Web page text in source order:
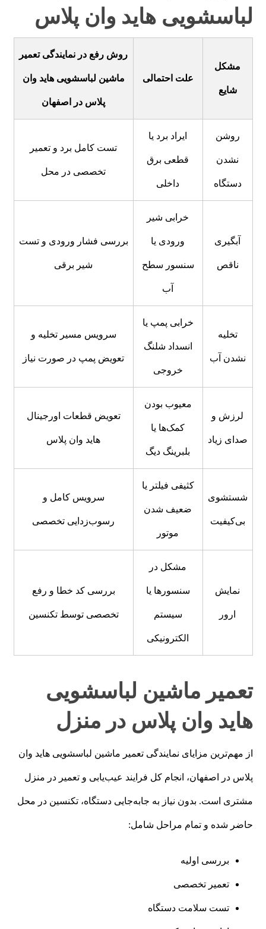
لباسشویی هاید وان پلاس
مشکل
شایع
علت احتمالی
روش رفع در نمایندگی تعمیر
ماشین لباسشویی هاید وان
پلاس در اصفهان
روشن
نشدن
دستگاه
ایراد برد یا
قطعی برق
داخلی
تست کامل برد و تعمیر
تخصصی در محل
آبگیری
ناقص
خرابی شیر
ورودی یا
سنسور سطح
آب
بررسی فشار ورودی و تست
شیر برقی
تخلیه
نشدن آب
خرابی پمپ یا
انسداد شلنگ
خروجی
سرویس مسیر تخلیه و
تعویض پمپ در صورت نیاز
لرزش و
صدای زیاد
معیوب بودن
کمک‌ها یا
بلبرینگ دیگ
تعویض قطعات اورجینال
هاید وان پلاس
شستشوی
بی‌کیفیت
کثیفی فیلتر یا
ضعیف شدن
موتور
سرویس کامل و
رسوب‌زدایی تخصصی
نمایش
ارور
مشکل در
سنسورها یا
سیستم
الکترونیکی
بررسی کد خطا و رفع
تخصصی توسط تکنسین
تعمیر ماشین لباسشویی
هاید وان پلاس در منزل
از مهم‌ترین مزایای نمایندگی تعمیر ماشین لباسشویی هاید وان
پلاس در اصفهان، انجام کل فرایند عیب‌یابی و تعمیر در منزل
مشتری است. بدون نیاز به جابه‌جایی دستگاه، تکنسین در محل
حاضر شده و تمام مراحل شامل:
بررسی اولیه
تعمیر تخصصی
تست سلامت دستگاه